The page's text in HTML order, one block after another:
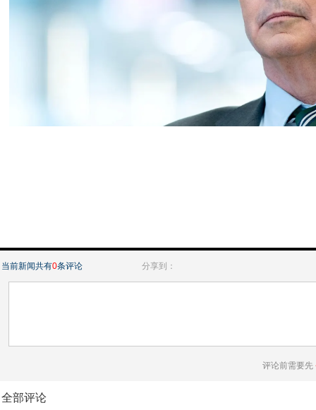
当前新闻共有0条评论 分享到：
评论前需要先
全部评论